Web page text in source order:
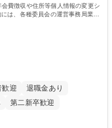
費徴収や住所等個人情報の変更シ
は、各種委員会の運営事務局業務
歓迎
退職金あり
第二新卒歓迎